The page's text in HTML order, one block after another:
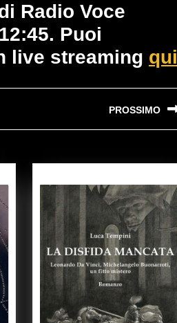
Radio Voce
Puoi
live streaming qui
PROSSIMO